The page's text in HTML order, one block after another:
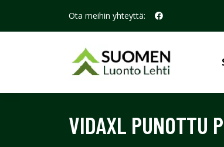
Ota meihin yhteyttä:
VIDAXL PUNOTTU